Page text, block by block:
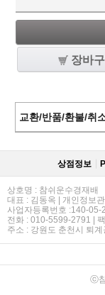
장바
교환/반품/환불/취
상점정보
상호명 : 참쉬운수경재배
대표 : 김동옥 | 개인정보
사업자등록번호 :140-
전화 : 010-5599-2791 |
주소 : 강원도 춘천시 퇴
ⓒ